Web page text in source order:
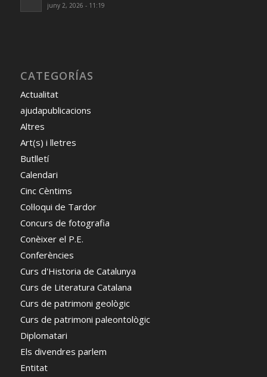
juny 2, 2026 - 11:19
CATEGORÍAS
Actualitat
ajudapublicacions
Altres
Art(s) i lletres
Butlletí
Calendari
Cinc Cèntims
Col·loqui de Tardor
Concurs de fotografia
Conèixer el P.E.
Conferències
Curs d'Historia de Catalunya
Curs de Literatura Catalana
Curs de patrimoni geològic
Curs de patrimoni paleontològic
Diplomatari
Els divendres parlem
Entitat